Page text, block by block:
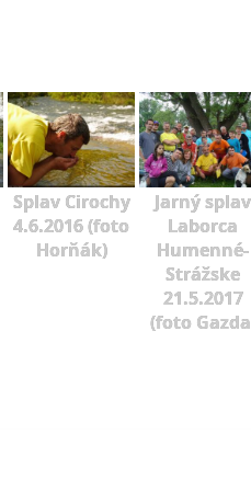
Splav Cirochy
4.6.2016 (foto
Horňák)
Jarný splav
Laborca
Humenné-
Strážske
21.5.2017
(foto